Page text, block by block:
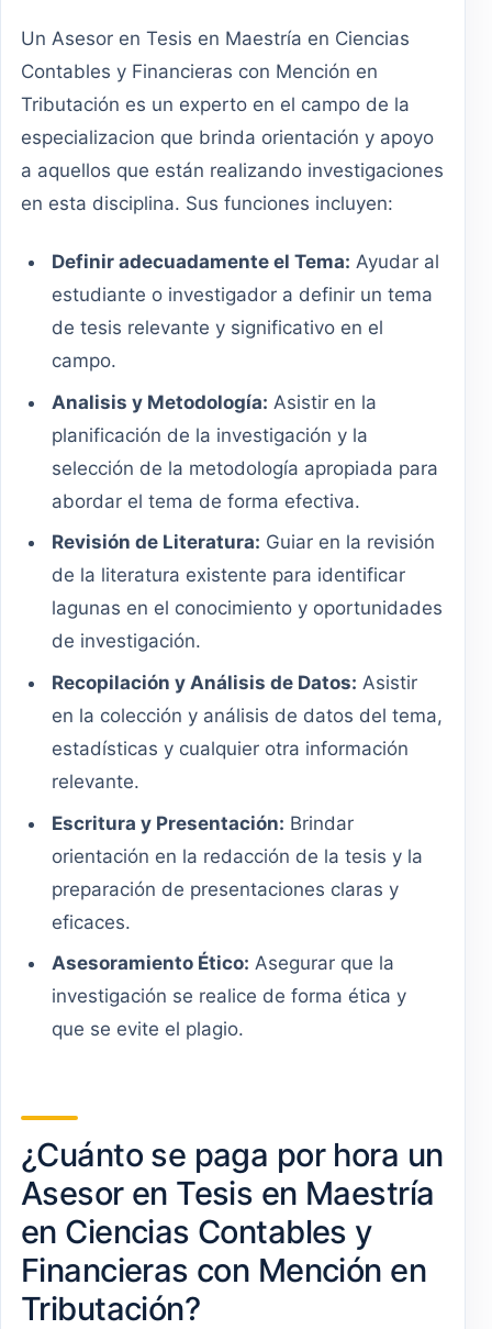
Un Asesor en Tesis en Maestría en Ciencias
Contables y Financieras con Mención en
Tributación es un experto en el campo de la
especializacion que brinda orientación y apoyo
a aquellos que están realizando investigaciones
en esta disciplina. Sus funciones incluyen:
Definir adecuadamente el Tema: Ayudar al
estudiante o investigador a definir un tema
de tesis relevante y significativo en el
campo.
Analisis y Metodología: Asistir en la
planificación de la investigación y la
selección de la metodología apropiada para
abordar el tema de forma efectiva.
Revisión de Literatura: Guiar en la revisión
de la literatura existente para identificar
lagunas en el conocimiento y oportunidades
de investigación.
Recopilación y Análisis de Datos: Asistir
en la colección y análisis de datos del tema,
estadísticas y cualquier otra información
relevante.
Escritura y Presentación: Brindar
orientación en la redacción de la tesis y la
preparación de presentaciones claras y
eficaces.
Asesoramiento Ético: Asegurar que la
investigación se realice de forma ética y
que se evite el plagio.
¿Cuánto se paga por hora un
Asesor en Tesis en Maestría
en Ciencias Contables y
Financieras con Mención en
Tributación?